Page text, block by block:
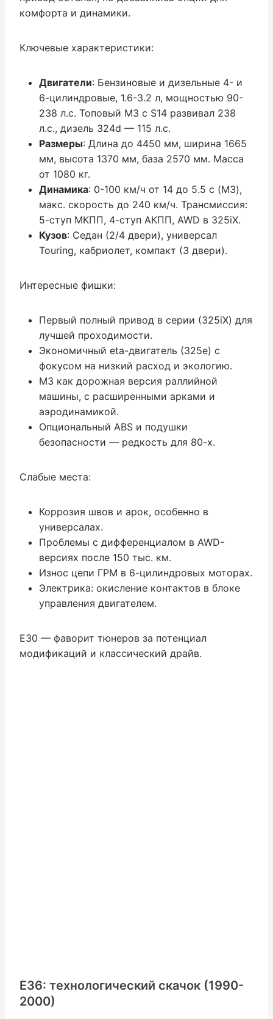
комфорта и динамики.
Ключевые характеристики:
Двигатели: Бензиновые и дизельные 4- и
6-цилиндровые, 1.6-3.2 л, мощностью 90-
238 л.с. Топовый M3 с S14 развивал 238
л.с., дизель 324d — 115 л.с.
Размеры: Длина до 4450 мм, ширина 1665
мм, высота 1370 мм, база 2570 мм. Масса
от 1080 кг.
Динамика: 0-100 км/ч от 14 до 5.5 с (M3),
макс. скорость до 240 км/ч. Трансмиссия:
5-ступ МКПП, 4-ступ АКПП, AWD в 325iX.
Кузов: Седан (2/4 двери), универсал
Touring, кабриолет, компакт (3 двери).
Интересные фишки:
Первый полный привод в серии (325iX) для
лучшей проходимости.
Экономичный eta-двигатель (325e) с
фокусом на низкий расход и экологию.
M3 как дорожная версия раллийной
машины, с расширенными арками и
аэродинамикой.
Опциональный ABS и подушки
безопасности — редкость для 80-х.
Слабые места:
Коррозия швов и арок, особенно в
универсалах.
Проблемы с дифференциалом в AWD-
версиях после 150 тыс. км.
Износ цепи ГРМ в 6-цилиндровых моторах.
Электрика: окисление контактов в блоке
управления двигателем.
E30 — фаворит тюнеров за потенциал
модификаций и классический драйв.
E36: технологический скачок (1990-
2000)